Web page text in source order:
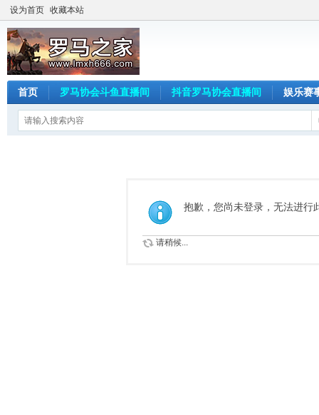
设为首页 收藏本站
首页 罗马协会斗鱼直播间 抖音罗马协会直播间 娱乐赛
抱歉，您尚未登录，无法进行
请稍候...